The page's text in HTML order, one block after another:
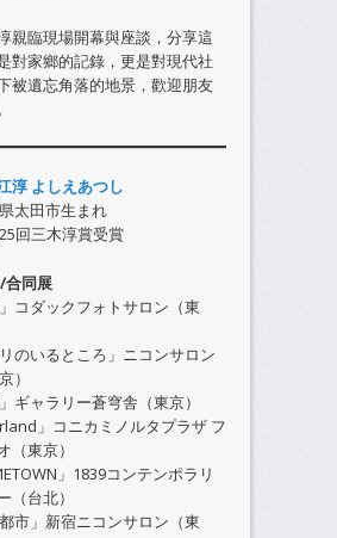
親臨現場開幕與座談，分享這
對家鄉的記錄，更是對現代社
被遺忘角落的地景，歡迎朋友
淳 よしえあつし
太田市生まれ
回三木淳賞受賞
合同展
コダックフォトサロン（東
のいるところ」ニコンサロン
）
ギャラリー蒼穹舎（東京）
」コニカミノルタプラザ フ
（東京）
」1839コンテンポラリ
（台北）
市」新宿ニコンサロン（東